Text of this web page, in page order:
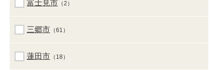
富士見市 （2）
三郷市 （61）
蓮田市 （18）